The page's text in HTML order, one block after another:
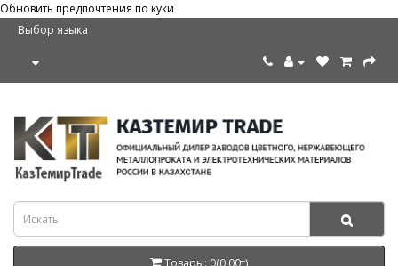
Обновить предпочтения по куки
Выбор языка